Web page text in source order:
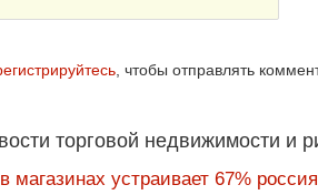
, чтобы отправлять
торговой недвижимости и
магазинах устраивает 67%